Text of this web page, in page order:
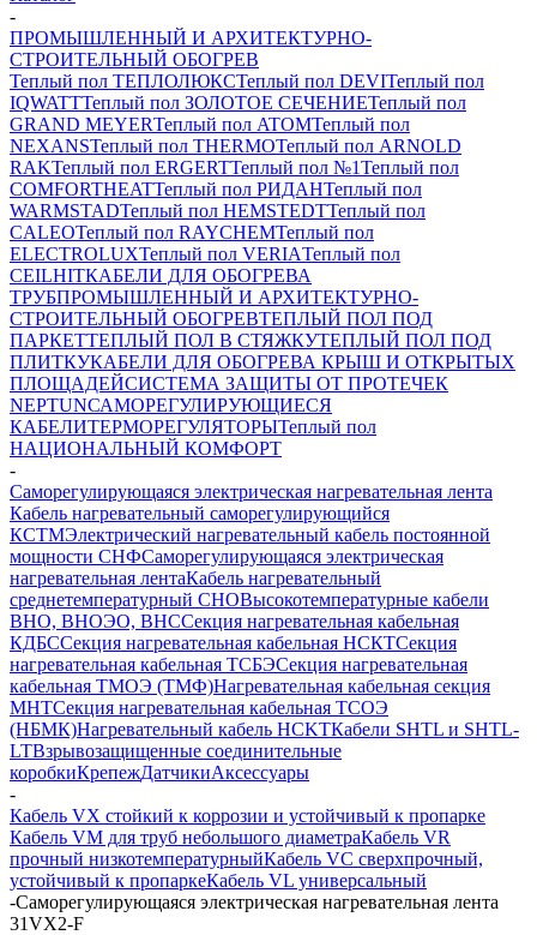
-
ПРОМЫШЛЕННЫЙ И АРХИТЕКТУРНО-
СТРОИТЕЛЬНЫЙ ОБОГРЕВ
Теплый пол ТЕПЛОЛЮКСТеплый пол DEVIТеплый пол
IQWATTТеплый пол ЗОЛОТОЕ СЕЧЕНИЕТеплый пол
GRAND MEYERТеплый пол ATOMТеплый пол
NEXANSТеплый пол THERMOТеплый пол ARNOLD
RAKТеплый пол ERGERTТеплый пол №1Теплый пол
COMFORTHEATТеплый пол РИДАНТеплый пол
WARMSTADТеплый пол HEMSTEDTТеплый пол
CALEOТеплый пол RAYCHEMТеплый пол
ELECTROLUXТеплый пол VERIAТеплый пол
CEILHITКАБЕЛИ ДЛЯ ОБОГРЕВА
ТРУБПРОМЫШЛЕННЫЙ И АРХИТЕКТУРНО-
СТРОИТЕЛЬНЫЙ ОБОГРЕВТЕПЛЫЙ ПОЛ ПОД
ПАРКЕТТЕПЛЫЙ ПОЛ В СТЯЖКУТЕПЛЫЙ ПОЛ ПОД
ПЛИТКУКАБЕЛИ ДЛЯ ОБОГРЕВА КРЫШ И ОТКРЫТЫХ
ПЛОЩАДЕЙСИСТЕМА ЗАЩИТЫ ОТ ПРОТЕЧЕК
NEPTUNСАМОРЕГУЛИРУЮЩИЕСЯ
КАБЕЛИТЕРМОРЕГУЛЯТОРЫТеплый пол
НАЦИОНАЛЬНЫЙ КОМФОРТ
-
Саморегулирующаяся электрическая нагревательная лента
Кабель нагревательный саморегулирующийся
КСТМЭлектрический нагревательный кабель постоянной
мощности СНФСаморегулирующаяся электрическая
нагревательная лентаКабель нагревательный
среднетемпературный СНОВысокотемпературные кабели
ВНО, ВНОЭО, ВНССекция нагревательная кабельная
КДБССекция нагревательная кабельная НСКТСекция
нагревательная кабельная ТСБЭСекция нагревательная
кабельная ТМОЭ (ТМФ)Нагревательная кабельная секция
МНТСекция нагревательная кабельная ТСОЭ
(НБМК)Нагревательный кабель НCKТКабели SHTL и SHTL-
LTВзрывозащищенные соединительные
коробкиКрепежДатчикиАксессуары
-
Кабель VX стойкий к коррозии и устойчивый к пропарке
Кабель VM для труб небольшого диаметраКабель VR
прочный низкотемпературныйКабель VC сверхпрочный,
устойчивый к пропаркеКабель VL универсальный
-Саморегулирующаяся электрическая нагревательная лента
31VX2-F